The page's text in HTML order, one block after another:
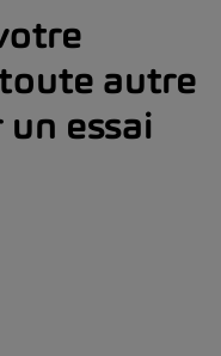
autre
essai